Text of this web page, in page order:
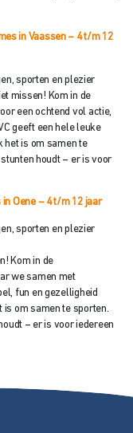
in Vaassen – 4 t/m 12
sporten en plezier
missen! Kom in de
een ochtend vol actie,
geeft een hele leuke
het is om samen te
houdt – er is voor
Oene – 4 t/m 12 jaar
sporten en plezier
Kom in de
we samen met
fun en gezelligheid
is om samen te sporten.
– er is voor iedereen